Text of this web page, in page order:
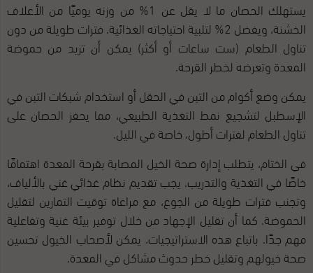
يستهلك الحصان ما لا يقل عن 1% من وزنه يوميًا من الأعلاف
الخشنة، ويفضل 2% لتلبية احتياجاته الغذائية. فترات طويلة من دون
تناول الطعام (ست ساعات أو أكثر) يمكن أن تزيد من حموضة
المعدة وتعرضه لخطر القرحة.
يمكن وضع أكوام من التبن في الحقل أو استخدام شبكات التبن في
الإسطبل لتشجيع نمط التغذية الطبيعي، مما يحفز الحصان على
تناول الطعام لفترات أطول، خاصة في الليل.
في الختام، يتطلب إدارة صحة الخيل المصابة بقرحة المعدة اهتمامًا
خاصًا في التغذية والتدريب. يجب تقديم نظام غذائي غني بالألياف،
وتجنب فترات طويلة من الجوع، مع مراعاة توقيت التمارين لتقليل
الحموضة. كما أن تقليل الإجهاد من خلال توفير بيئة غنية وتفاعلية
مهم جدًا. باتباع هذه الاستراتيجيات، يمكن لأصحاب الخيول تحسين
صحة خيولهم وتقليل خطر حدوث مشاكل في المعدة.